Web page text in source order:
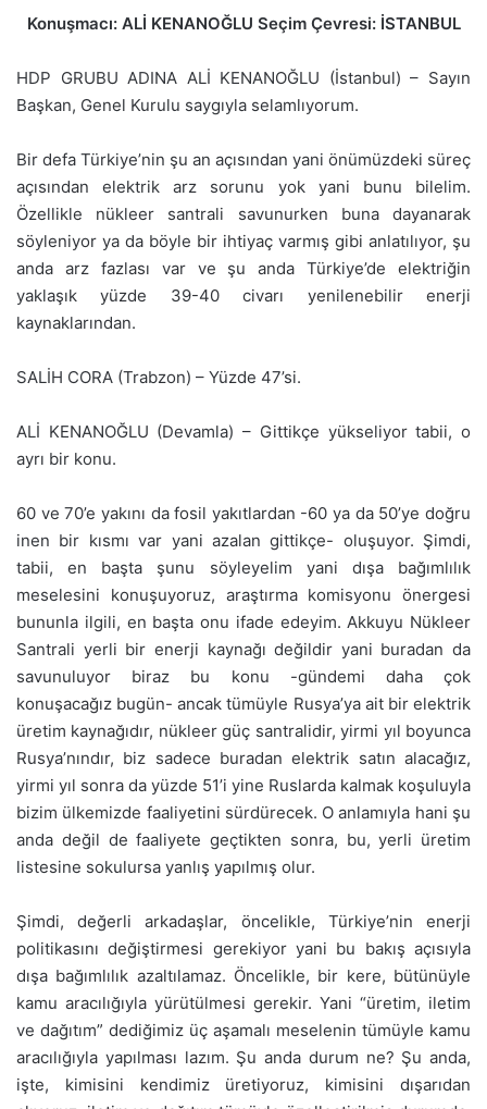
Konuşmacı: ALİ KENANOĞLU Seçim Çevresi: İSTANBUL
HDP GRUBU ADINA ALİ KENANOĞLU (İstanbul) – Sayın
Başkan, Genel Kurulu saygıyla selamlıyorum.
Bir defa Türkiye’nin şu an açısından yani önümüzdeki süreç
açısından elektrik arz sorunu yok yani bunu bilelim.
Özellikle nükleer santrali savunurken buna dayanarak
söyleniyor ya da böyle bir ihtiyaç varmış gibi anlatılıyor, şu
anda arz fazlası var ve şu anda Türkiye’de elektriğin
yaklaşık yüzde 39-40 civarı yenilenebilir enerji
kaynaklarından.
SALİH CORA (Trabzon) – Yüzde 47’si.
ALİ KENANOĞLU (Devamla) – Gittikçe yükseliyor tabii, o
ayrı bir konu.
60 ve 70’e yakını da fosil yakıtlardan -60 ya da 50’ye doğru
inen bir kısmı var yani azalan gittikçe- oluşuyor. Şimdi,
tabii, en başta şunu söyleyelim yani dışa bağımlılık
meselesini konuşuyoruz, araştırma komisyonu önergesi
bununla ilgili, en başta onu ifade edeyim. Akkuyu Nükleer
Santrali yerli bir enerji kaynağı değildir yani buradan da
savunuluyor biraz bu konu -gündemi daha çok
konuşacağız bugün- ancak tümüyle Rusya’ya ait bir elektrik
üretim kaynağıdır, nükleer güç santralidir, yirmi yıl boyunca
Rusya’nındır, biz sadece buradan elektrik satın alacağız,
yirmi yıl sonra da yüzde 51’i yine Ruslarda kalmak koşuluyla
bizim ülkemizde faaliyetini sürdürecek. O anlamıyla hani şu
anda değil de faaliyete geçtikten sonra, bu, yerli üretim
listesine sokulursa yanlış yapılmış olur.
Şimdi, değerli arkadaşlar, öncelikle, Türkiye’nin enerji
politikasını değiştirmesi gerekiyor yani bu bakış açısıyla
dışa bağımlılık azaltılamaz. Öncelikle, bir kere, bütünüyle
kamu aracılığıyla yürütülmesi gerekir. Yani “üretim, iletim
ve dağıtım” dediğimiz üç aşamalı meselenin tümüyle kamu
aracılığıyla yapılması lazım. Şu anda durum ne? Şu anda,
işte, kimisini kendimiz üretiyoruz, kimisini dışarıdan